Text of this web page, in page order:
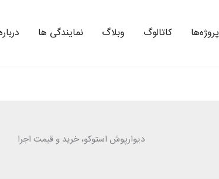
پروژه‌ها کاتالوگ وبلاگ نمایندگی ها
دیوارپوش استوکو، خرید و قیمت اجرا